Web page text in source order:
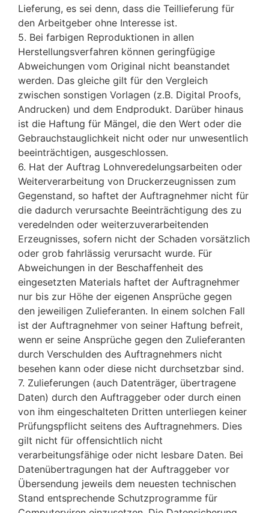
Lieferung, es sei denn, dass die Teillieferung für
den Arbeitgeber ohne Interesse ist.
5. Bei farbigen Reproduktionen in allen
Herstellungsverfahren können geringfügige
Abweichungen vom Original nicht beanstandet
werden. Das gleiche gilt für den Vergleich
zwischen sonstigen Vorlagen (z.B. Digital Proofs,
Andrucken) und dem Endprodukt. Darüber hinaus
ist die Haftung für Mängel, die den Wert oder die
Gebrauchstauglichkeit nicht oder nur unwesentlich
beeinträchtigen, ausgeschlossen.
6. Hat der Auftrag Lohnveredelungsarbeiten oder
Weiterverarbeitung von Druckerzeugnissen zum
Gegenstand, so haftet der Auftragnehmer nicht für
die dadurch verursachte Beeinträchtigung des zu
veredelnden oder weiterzuverarbeitenden
Erzeugnisses, sofern nicht der Schaden vorsätzlich
oder grob fahrlässig verursacht wurde. Für
Abweichungen in der Beschaffenheit des
eingesetzten Materials haftet der Auftragnehmer
nur bis zur Höhe der eigenen Ansprüche gegen
den jeweiligen Zulieferanten. In einem solchen Fall
ist der Auftragnehmer von seiner Haftung befreit,
wenn er seine Ansprüche gegen den Zulieferanten
durch Verschulden des Auftragnehmers nicht
besehen kann oder diese nicht durchsetzbar sind.
7. Zulieferungen (auch Datenträger, übertragene
Daten) durch den Auftraggeber oder durch einen
von ihm eingeschalteten Dritten unterliegen keiner
Prüfungspflicht seitens des Auftragnehmers. Dies
gilt nicht für offensichtlich nicht
verarbeitungsfähige oder nicht lesbare Daten. Bei
Datenübertragungen hat der Auftraggeber vor
Übersendung jeweils dem neuesten technischen
Stand entsprechende Schutzprogramme für